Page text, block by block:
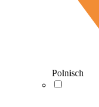
Polnisch